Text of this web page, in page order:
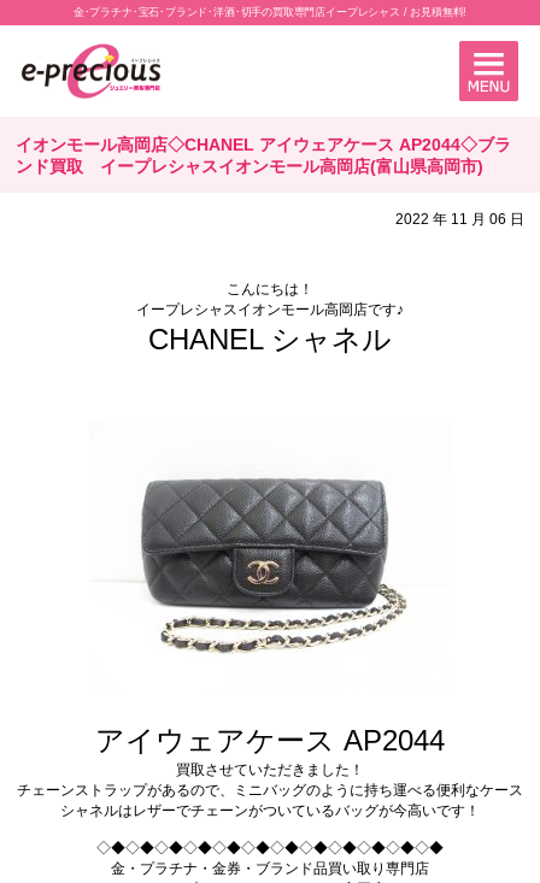
金･プラチナ･宝石･ブランド･洋酒･切手の買取専門店イープレシャス / お見積無料!
イオンモール高岡店◇CHANEL アイウェアケース AP2044◇ブラ
ンド買取 イープレシャスイオンモール高岡店(富山県高岡市)
2022 年 11 月 06 日
こんにちは！
イープレシャスイオンモール高岡店です♪
CHANEL シャネル
アイウェアケース AP2044
買取させていただきました！
チェーンストラップがあるので、ミニバッグのように持ち運べる便利なケース
シャネルはレザーでチェーンがついているバッグが今高いです！
◇◆◇◆◇◆◇◆◇◆◇◆◇◆◇◆◇◆◇◆◇◆◇◆
金・プラチナ・金券・ブランド品買い取り専門店